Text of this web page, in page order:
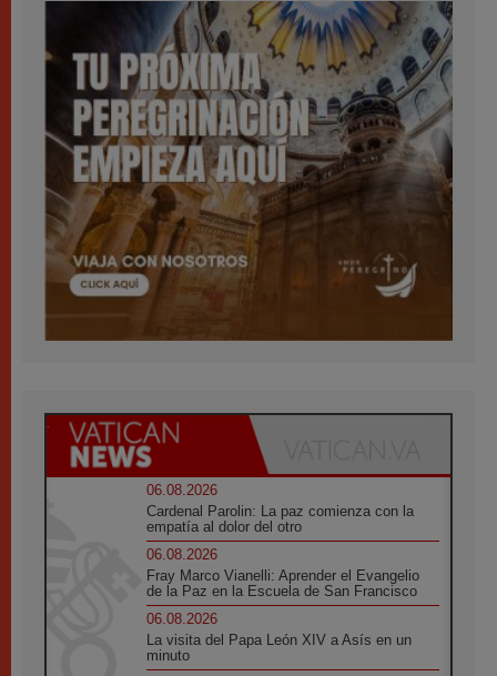
06.08.2026
Cardenal Parolin: La paz comienza con la
empatía al dolor del otro
06.08.2026
Fray Marco Vianelli: Aprender el Evangelio
de la Paz en la Escuela de San Francisco
06.08.2026
La visita del Papa León XIV a Asís en un
minuto